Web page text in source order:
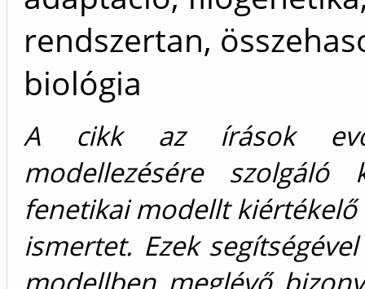
rendszertan,
biológia
A cikk az írások
modellezésére szolgáló
fenetikai modellt
ismertet. Ezek